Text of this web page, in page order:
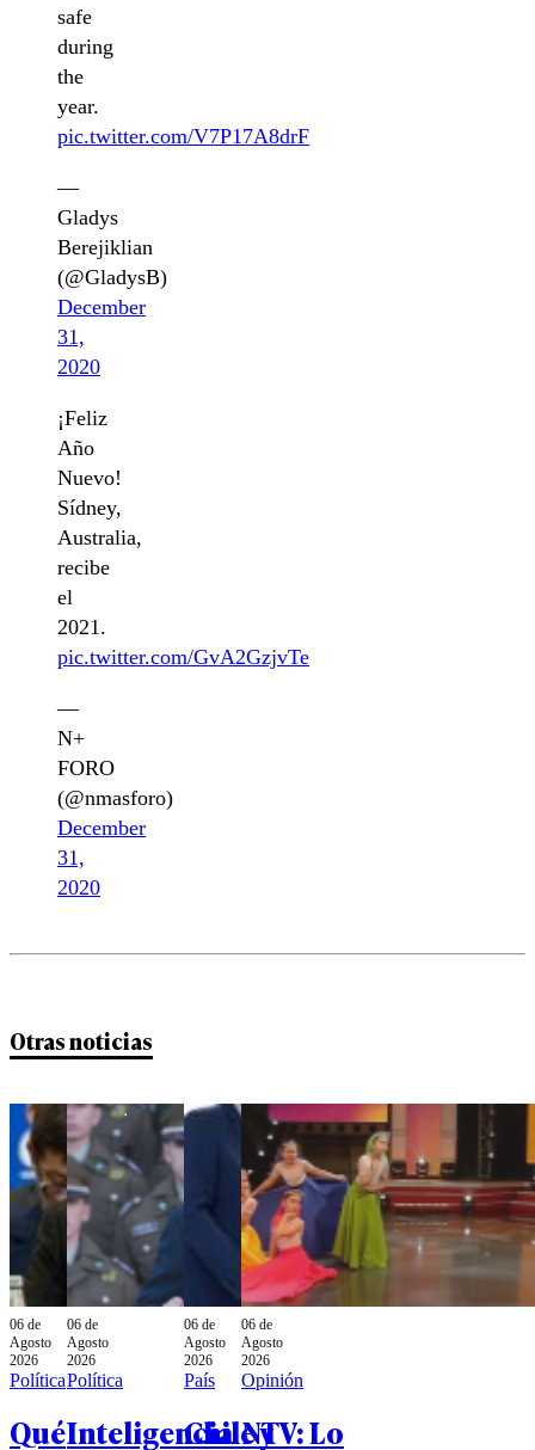
safe
during
the
year.
pic.twitter.com/V7P17A8drF
—
Gladys
Berejiklian
(@GladysB)
December
31,
2020
¡Feliz
Año
Nuevo!
Sídney,
Australia,
recibe
el
2021.
pic.twitter.com/GvA2GzjvTe
—
N+
FORO
(@nmasforo)
December
31,
2020
Otras noticias
06 de
Agosto
2026
Política
Qué
06 de
Agosto
2026
Política
Inteligencia
06 de
Agosto
2026
País
Chile y
06 de
Agosto
2026
Opinión
NTV: Lo